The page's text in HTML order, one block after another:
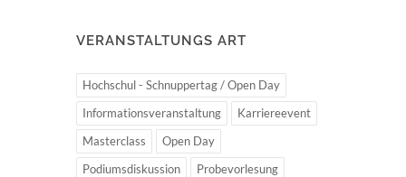
VERANSTALTUNGS ART
Hochschul - Schnuppertag / Open Day
Informationsveranstaltung
Karriereevent
Masterclass
Open Day
Podiumsdiskussion
Probevorlesung